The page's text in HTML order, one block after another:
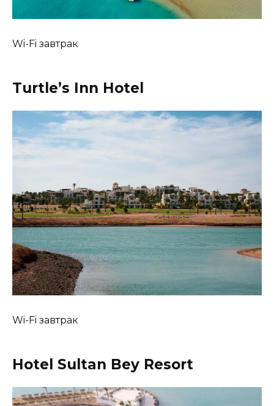
Wi-Fi завтрак
Turtle’s Inn Hotel
Wi-Fi завтрак
Hotel Sultan Bey Resort